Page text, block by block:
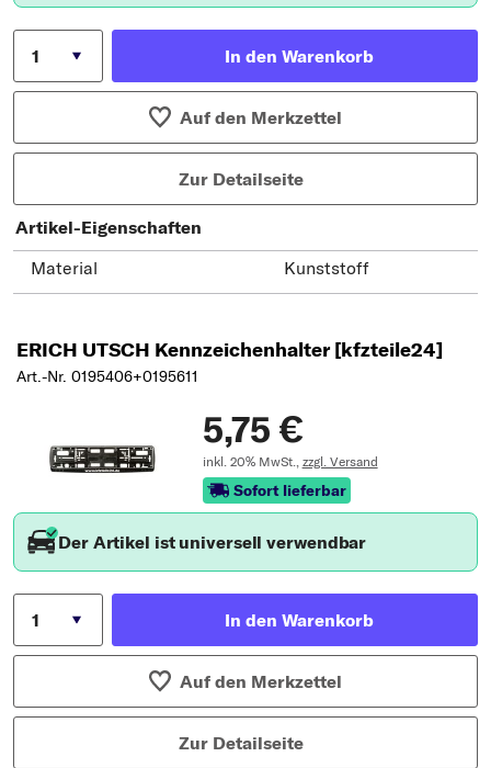
In den Warenkorb
Auf den Merkzettel
Zur Detailseite
Artikel-Eigenschaften
Material
Kunststoff
ERICH UTSCH Kennzeichenhalter [kfzteile24]
Art.-Nr. 0195406+0195611
5,75 €
inkl. 20% MwSt., zzgl. Versand
Sofort lieferbar
Der Artikel ist universell verwendbar
In den Warenkorb
Auf den Merkzettel
Zur Detailseite